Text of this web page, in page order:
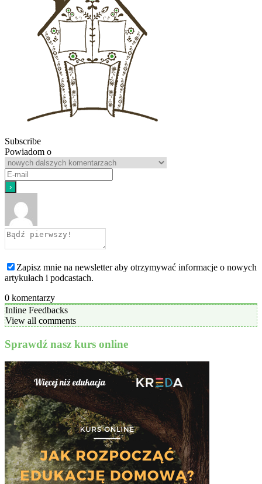
Subscribe
Powiadom o
Zapisz mnie na newsletter aby otrzymywać informacje o nowych
artykułach i podcastach.
0 komentarzy
Inline Feedbacks
View all comments
Sprawdź nasz kurs online